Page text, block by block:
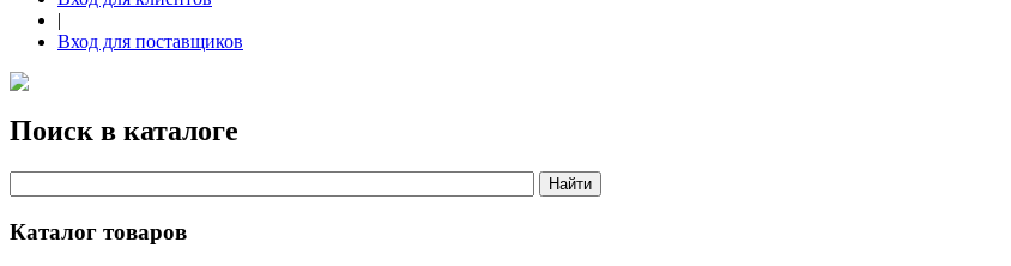
|
Вход для поставщиков
Поиск в каталоге
Каталог товаров